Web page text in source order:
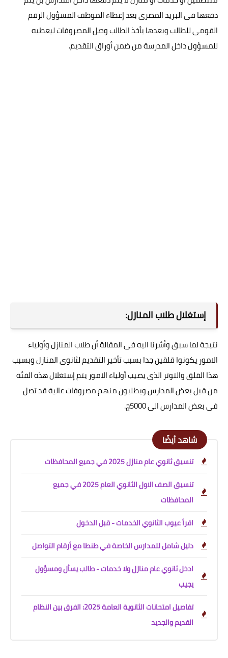
دفعها فى البريد المصرى بعد إعطاء الموظف المسؤول الرقم
القومى للطالب وبعدها يأخذ الطالب وصل المصروفات ليعطيه
للمسؤول داخل المدرسة من ضمن أوراق التقديم.
إستغلال طلاب المنازل:
نتيجة لما سبق وأشرنا اليه فى المقالة أن طلاب المنازل وأولياء
الامور يكونوا قلقين جدا بسبب تأخير التقديملثانوى المنازل وبسبب
هذا القلق والتوتر الذى يصيب أولياء الامور يتم إستغلال هذه الفئة
من قبل بعض المدارس ويطلبون منهم مصروفات عالية قد تصل
فى بعض المدارس الى 5000ج.
شاهد أيضًا
تنسيق ثانوي عام منازل 2025 في جميع المحافظات
تنسيق الصف الاول الثانوي العام 2025 في جميع
المحافظات
اقرأ عيوب الثانوي الخدمات - قبل الدخول
دليل شامل للمدارس الخاصة في طنطا مع أرقام التواصل
ادخل ثانوي عام منازل ولا خدمات - طالب يسأل ومسؤول
يجيب
تفاصيل امتحانات الثانوية العامة 2025: الفرق بين النظام
القديم والجديد